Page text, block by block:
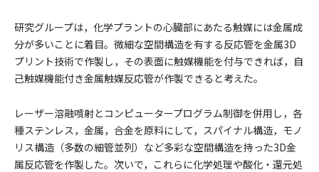
研究グループは，化学プラントの心臓部にあたる触媒には金属成
分が多いことに着目。微細な空間構造を有する反応管を金属3D
プリント技術で作製し，その表面に触媒機能を付与できれば，自
己触媒機能付き金属触媒反応管が作製できると考えた。
レーザー溶融噴射とコンピュータープログラム制御を併用し，各
種ステンレス，金属，合金を原料にして，スパイナル構造，モノ
リス構造（多数の細管並列）など多彩な空間構造を持った3D金
属反応管を作製した。次いで，これらに化学処理や酸化・還元処